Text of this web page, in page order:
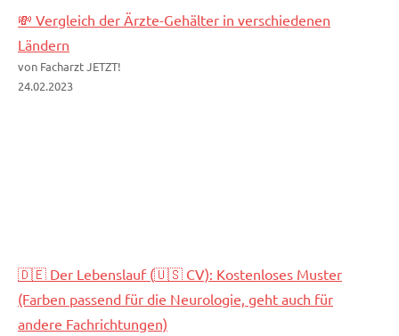
💸 Vergleich der Ärzte-Gehälter in verschiedenen
Ländern
von Facharzt JETZT!
24.02.2023
🇩🇪 Der Lebenslauf (🇺🇸 CV): Kostenloses Muster
(Farben passend für die Neurologie, geht auch für
andere Fachrichtungen)